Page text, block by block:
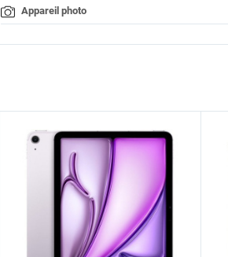
Appareil photo